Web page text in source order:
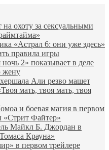
охоту за сексуальными
«Астрал 6: они уже здесь»
правила игры
2» показывает в деле
жену
Али резво машет
мать, твоя мать, твоя
и боевая магия в первом
«Стрит Файтер»
Майкл Б. Джордан в
Крауна»
в первом трейлере